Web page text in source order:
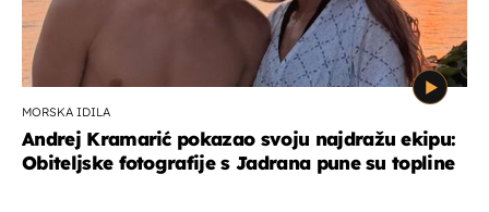
MORSKA IDILA
Andrej Kramarić pokazao svoju najdražu ekipu:
Obiteljske fotografije s Jadrana pune su topline